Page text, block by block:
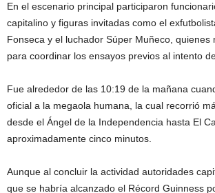
En el escenario principal participaron
capitalino y figuras invitadas como el
Fonseca y el luchador Súper Muñeco, quienes
para coordinar los ensayos previos al intento
Fue alrededor de las 10:19 de la mañana
oficial a la megaola humana, la cual recorrió
desde el Ángel de la Independencia hasta El
aproximadamente cinco minutos.
Aunque al concluir la actividad autoridades
que se habría alcanzado el Récord Guinness